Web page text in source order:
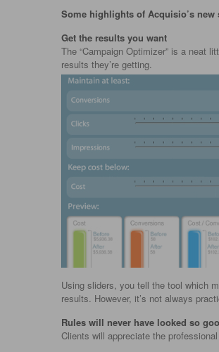
Some highlights of Acquisio’s new
Get the results you want
The “Campaign Optimizer” is a neat
results they’re getting.
Using sliders, you tell the tool which
results. However, it’s not always
Rules will never have looked so
Clients will appreciate the